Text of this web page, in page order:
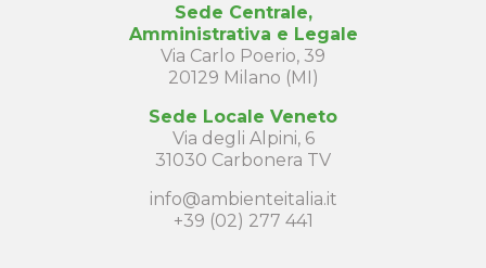
Sede Centrale,
Amministrativa e Legale
Via Carlo Poerio, 39
20129 Milano (MI)
Sede Locale Veneto
Via degli Alpini, 6
31030 Carbonera TV
info@ambienteitalia.it
+39 (02) 277 441